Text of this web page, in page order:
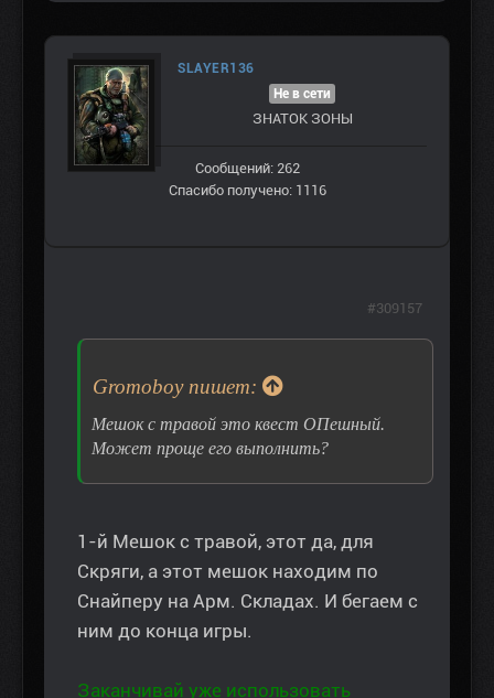
SLAYER136
Не в сети
ЗНАТОК ЗОНЫ
Сообщений: 262
Спасибо получено: 1116
Gromoboy пишет:
Мешок с травой это квест ОПешный.
Может проще его выполнить?
1-й Мешок с травой, этот да, для
Скряги, а этот мешок находим по
Снайперу на Арм. Складах. И бегаем с
ним до конца игры.
Заканчивай уже использовать
#309157